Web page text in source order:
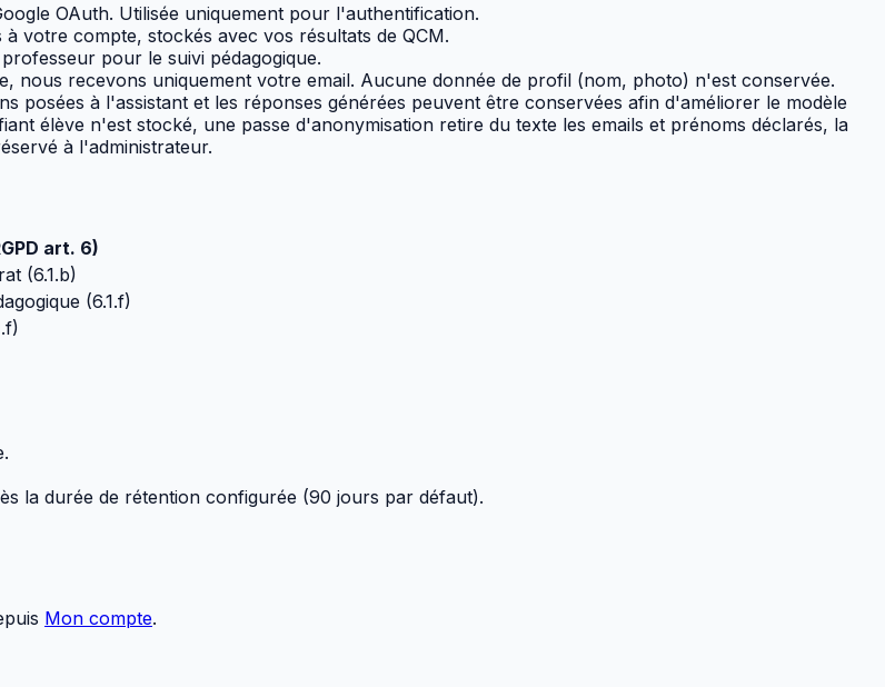
OAuth. Utilisée uniquement pour l'authentification.
votre compte, stockés avec vos résultats de QCM.
pour le suivi pédagogique.
nous recevons uniquement votre email. Aucune donnée de profil (nom, photo) n'est conservée.
posées à l'assistant et les réponses générées peuvent être conservées afin d'améliorer le modèle
élève n'est stocké, une passe d'anonymisation retire du texte les emails et prénoms déclarés, la
à l'administrateur.
art. 6)
(6.1.b)
(6.1.f)
la durée de rétention configurée (90 jours par défaut).
Mon compte.